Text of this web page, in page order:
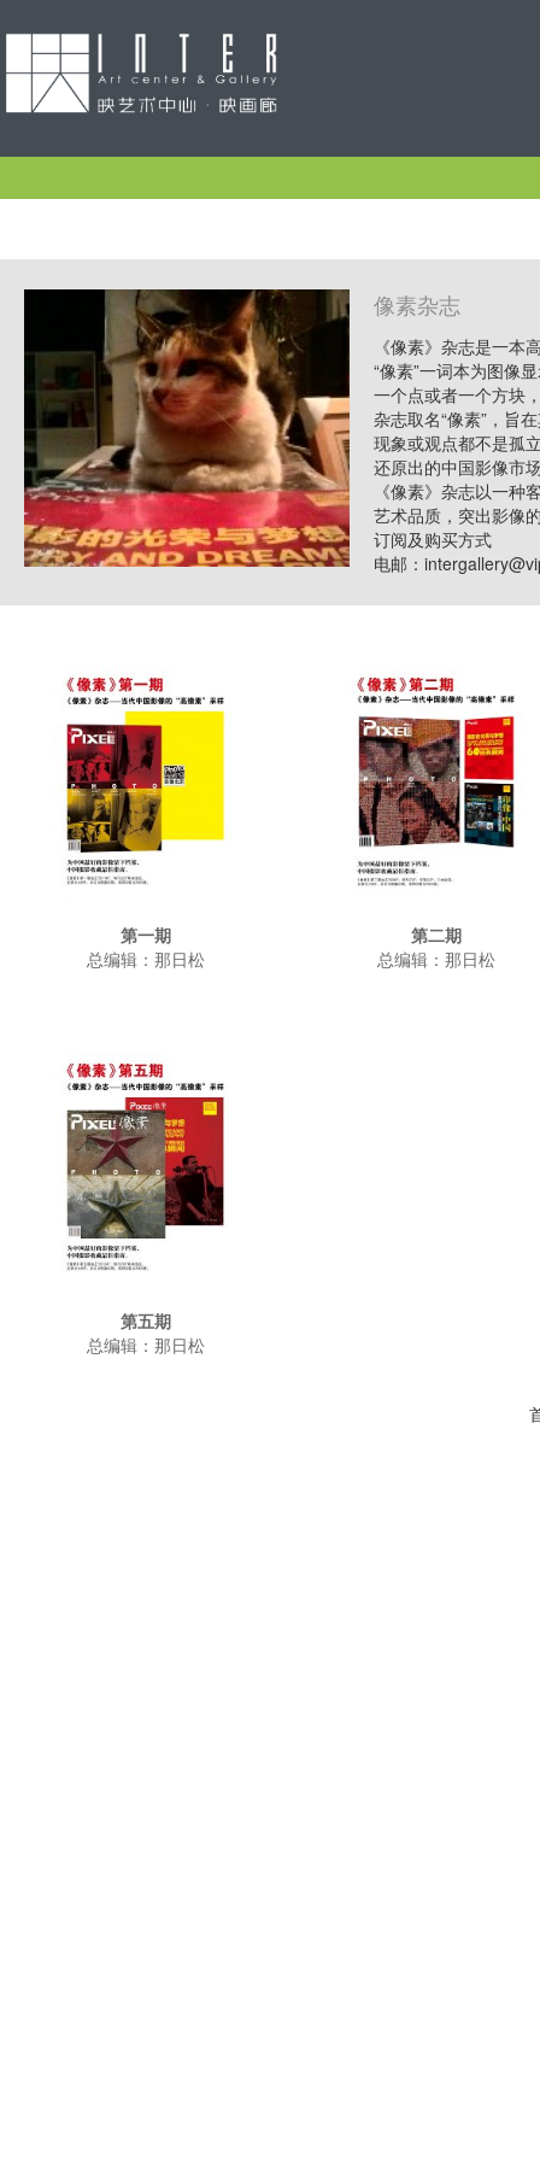
像素杂志
《像素》杂志是一
“像素”一词本为图像
一个点或者一个方块
杂志取名“像素”，旨
现象或观点都不是孤
还原出的中国影像市
《像素》杂志以一
艺术品质，突出影像
订阅及购买方式
电邮：
第一期
总编辑：那日松
第二期
总编辑：那日松
第五期
总编辑：那日松